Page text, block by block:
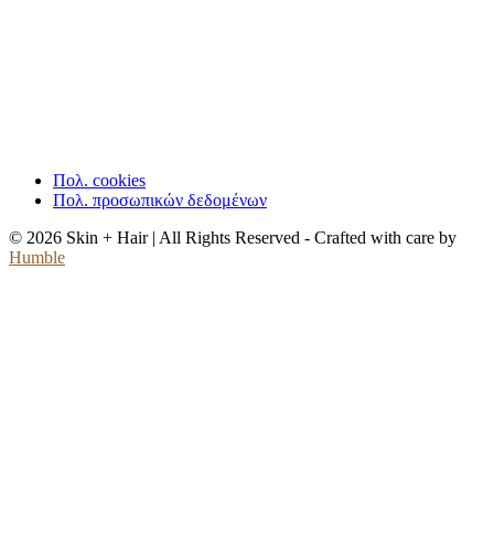
Πολ. cookies
Πολ. προσωπικών δεδομένων
© 2026 Skin + Hair | All Rights Reserved - Crafted with care by
Humble